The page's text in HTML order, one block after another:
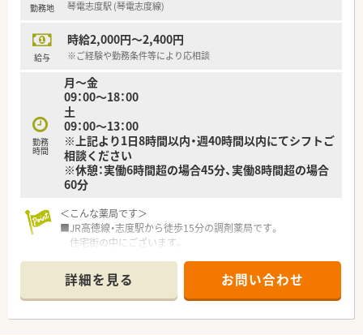
入社後の薬剤師としてのスキルアップを支援致します。
・月に1回開催される調剤勉強会とは別に、
「わかばクラブ」という若手社員による自主的な調剤勉強会も
・2ヶ月に1回開催される小売勉強会とは別に、
「たけのこクラブ」という若手社員によるOTC、サプリメント
の勉強会もございます。
＜法人特徴＞
■株式会社トプコグループ（有限会社辻上薬局・有限会社アイン
ス）は、
県下一円の店舗連携を通して香川県下で2番目に多い店舗数の
■社員が活き活きと活躍できる職場づくりを目指し、
福利厚生などを充実させて環境を整えています。
また、ライフステージに合わせて、多様な働き方も実現できま
す。
創業当初より医薬分業に積極的に努め、独自のノウハウを構築
した結果、
四国エリアでも非常にレベルの高い勤務薬剤師の方々を育成
されています。
勤務地 琴電志度駅 (琴電志度線)
給与
時給2,000円～2,400円
※ご経験や勤務条件等により応相談
勤務
時間
月～金
09：00～18：00
土
09：00～13：00
※上記より1日8時間以内・週40時間以内にてシフトご
相談ください
※休憩：実働6時間超の場合45分、実働8時間超の場合
60分
＜こんな薬局です＞
■JR高徳線・志度駅から徒歩15分の調剤薬局です。
住宅街の中にございます。
明るく清潔感のある店内で、投薬口は2つございます。
■待合には健康関連の雑誌等も置いており、
患者様の健康サポートを意識しています。
詳細を見る お問い合わせ